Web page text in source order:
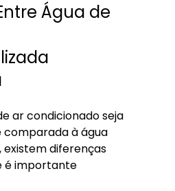
Água de
ar condicionado seja
à água
existem diferenças
é importante